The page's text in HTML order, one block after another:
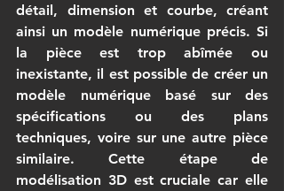
détail, dimension et courbe, créant
ainsi un modèle numérique précis. Si
la pièce est trop abîmée ou
inexistante, il est possible de créer un
modèle numérique basé sur des
spécifications ou des plans
techniques, voire sur une autre pièce
similaire. Cette étape de
modélisation 3D est cruciale car elle